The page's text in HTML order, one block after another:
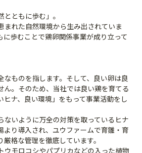
ともに歩む」。
まれた自然環境から生み出されていま
に歩むことで鶏卵関係事業が成り立って
なものを指します。そして、良い卵は良
ん。そのため、当社では良い鶏を育てる
ヒナ、良い環境」をもって事業活動をし
いように万全の対策を取っているヒナ
より導入され、ユウファームで育雛・育
格な管理を徹底しています。
モロコシやパプリカなどの入った植物